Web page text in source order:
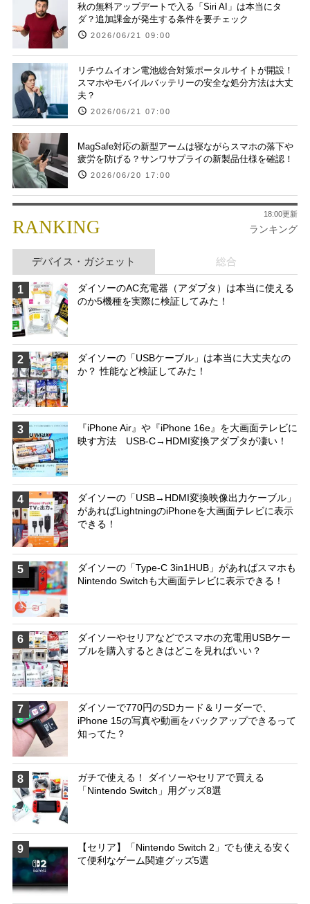
秋の無料アップデートで入る「Siri AI」は本当にタ
ダ？追加課金が発生する条件を要チェック
2026/06/21 09:00
リチウムイオン電池総合対策ポータルサイトが開設！
スマホやモバイルバッテリーの安全な処分方法は大丈
夫？
2026/06/21 07:00
MagSafe対応の新型アームは寝ながらスマホの落下や
疲労を防げる？サンワサプライの新製品仕様を確認！
2026/06/20 17:00
RANKING ランキング
18:00更新
デバイス・ガジェット 総合
1
ダイソーのAC充電器（アダプタ）は本当に使える
のか5機種を実際に検証してみた！
2
ダイソーの「USBケーブル」は本当に大丈夫なの
か？ 性能など検証してみた！
3
『iPhone Air』や『iPhone 16e』を大画面テレビに
映す方法 USB-C→HDMI変換アダプタが凄い！
4
ダイソーの「USB→HDMI変換映像出力ケーブル」
があればLightningのiPhoneを大画面テレビに表示
できる！
5
ダイソーの「Type-C 3in1HUB」があればスマホも
Nintendo Switchも大画面テレビに表示できる！
6
ダイソーやセリアなどでスマホの充電用USBケー
ブルを購入するときはどこを見ればいい？
7
ダイソーで770円のSDカード＆リーダーで、
iPhone 15の写真や動画をバックアップできるって
知ってた？
8
ガチで使える！ ダイソーやセリアで買える
「Nintendo Switch」用グッズ8選
9
【セリア】「Nintendo Switch 2」でも使える安く
て便利なゲーム関連グッズ5選